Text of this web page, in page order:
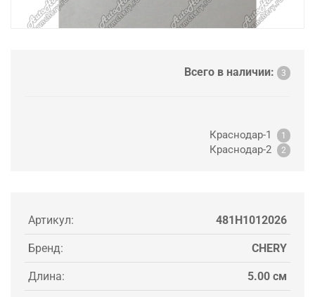
Всего в наличии: 3
Краснодар-1 1
Краснодар-2 2
Артикул: 481H1012026
Бренд: CHERY
Длина: 5.00 см